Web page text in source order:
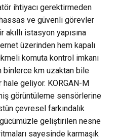
ihtiyacı gerektirmeden
ve güvenli görevler
istasyon yapısına
üzerinden hem kapalı
komuta kontrol imkanı
binlerce km uzaktan bile
geliyor. KORGAN-M
görüntüleme sensörlerine
çevresel farkındalık
geliştirilen nesne
sayesinde karmaşık